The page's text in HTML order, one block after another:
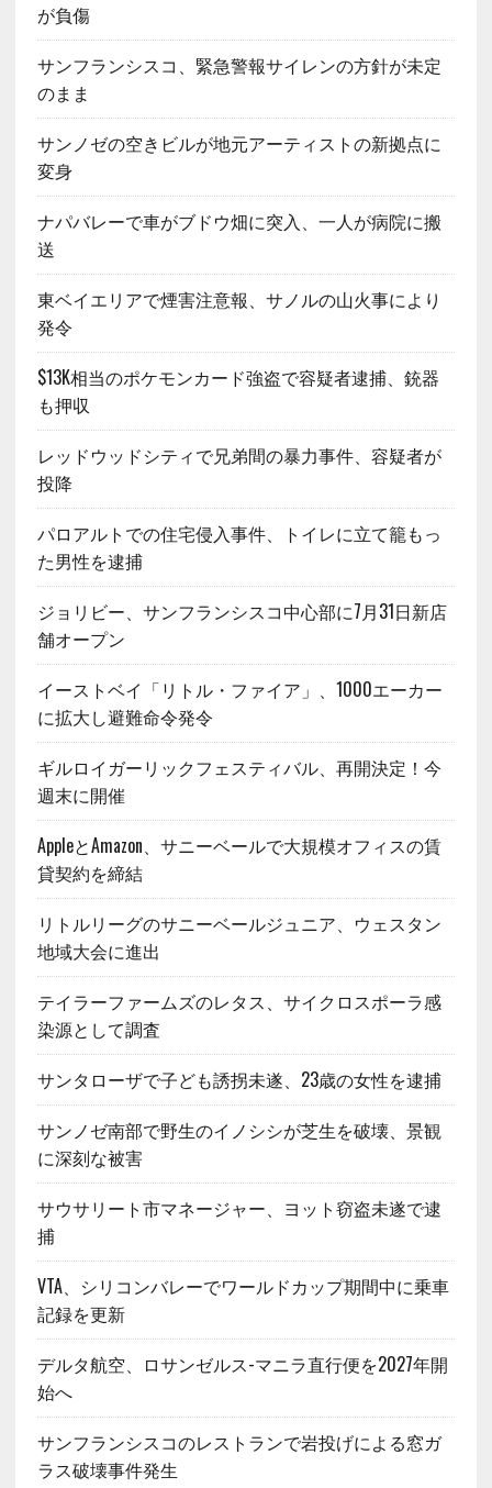
が負傷
サンフランシスコ、緊急警報サイレンの方針が未定
のまま
サンノゼの空きビルが地元アーティストの新拠点に
変身
ナパバレーで車がブドウ畑に突入、一人が病院に搬
送
東ベイエリアで煙害注意報、サノルの山火事により
発令
$13K相当のポケモンカード強盗で容疑者逮捕、銃器
も押収
レッドウッドシティで兄弟間の暴力事件、容疑者が
投降
パロアルトでの住宅侵入事件、トイレに立て籠もっ
た男性を逮捕
ジョリビー、サンフランシスコ中心部に7月31日新店
舗オープン
イーストベイ「リトル・ファイア」、1000エーカー
に拡大し避難命令発令
ギルロイガーリックフェスティバル、再開決定！今
週末に開催
AppleとAmazon、サニーベールで大規模オフィスの賃
貸契約を締結
リトルリーグのサニーベールジュニア、ウェスタン
地域大会に進出
テイラーファームズのレタス、サイクロスポーラ感
染源として調査
サンタローザで子ども誘拐未遂、23歳の女性を逮捕
サンノゼ南部で野生のイノシシが芝生を破壊、景観
に深刻な被害
サウサリート市マネージャー、ヨット窃盗未遂で逮
捕
VTA、シリコンバレーでワールドカップ期間中に乗車
記録を更新
デルタ航空、ロサンゼルス-マニラ直行便を2027年開
始へ
サンフランシスコのレストランで岩投げによる窓ガ
ラス破壊事件発生